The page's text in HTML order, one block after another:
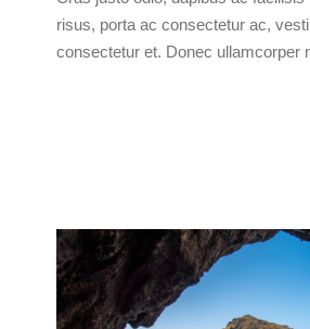
risus, porta ac consectetur ac,
consectetur et. Donec ullamcorper